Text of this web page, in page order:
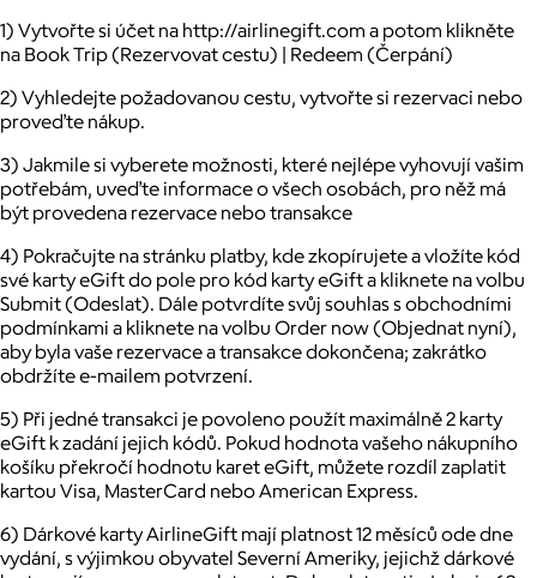
1) Vytvořte si účet na http://airlinegift.com a potom klikněte
na Book Trip (Rezervovat cestu) | Redeem (Čerpání)
2) Vyhledejte požadovanou cestu, vytvořte si rezervaci nebo
proveďte nákup.
3) Jakmile si vyberete možnosti, které nejlépe vyhovují vašim
potřebám, uveďte informace o všech osobách, pro něž má
být provedena rezervace nebo transakce
4) Pokračujte na stránku platby, kde zkopírujete a vložíte kód
své karty eGift do pole pro kód karty eGift a kliknete na volbu
Submit (Odeslat). Dále potvrdíte svůj souhlas s obchodními
podmínkami a kliknete na volbu Order now (Objednat nyní),
aby byla vaše rezervace a transakce dokončena; zakrátko
obdržíte e-mailem potvrzení.
5) Při jedné transakci je povoleno použít maximálně 2 karty
eGift k zadání jejich kódů. Pokud hodnota vašeho nákupního
košíku překročí hodnotu karet eGift, můžete rozdíl zaplatit
kartou Visa, MasterCard nebo American Express.
6) Dárkové karty AirlineGift mají platnost 12 měsíců ode dne
vydání, s výjimkou obyvatel Severní Ameriky, jejichž dárkové